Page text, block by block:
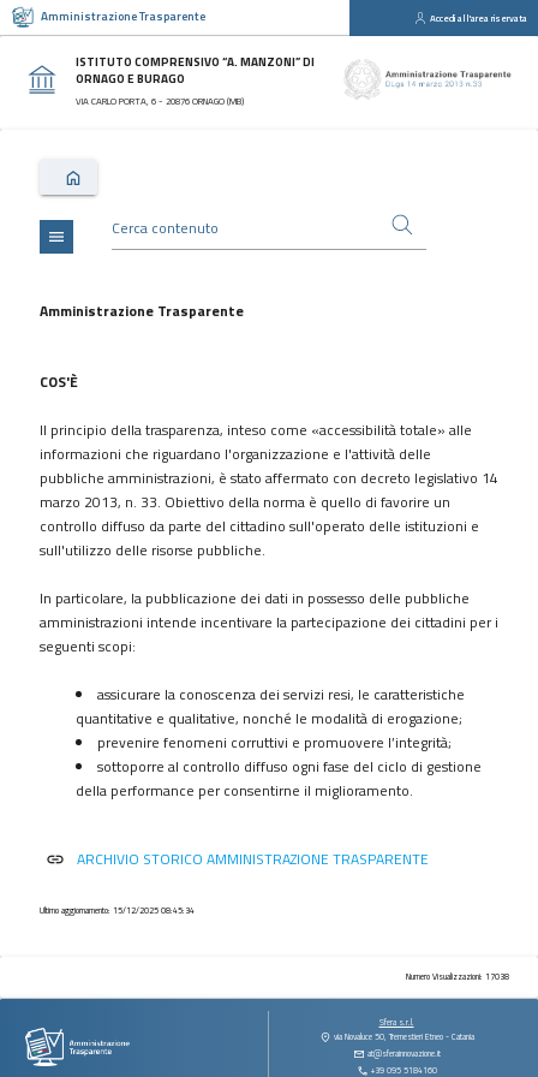
Amministrazione Trasparente Accedi all'area riservata
ISTITUTO COMPRENSIVO “A. MANZONI” DI
ORNAGO E BURAGO
VIA CARLO PORTA, 6 - 20876 ORNAGO (MB)
Sezioni
Disposizioni
Generali
Consulenti
collaboratori
Bandi
Performance
Enti
controllati
Attività
e
procedimenti
Controlli
sulle
contratti
contributi
vantaggi
immobili
e
menu
Amministrazione Trasparente
COS'È
Il principio della trasparenza, inteso come «accessibilità totale» alle
informazioni che riguardano l'organizzazione e l'attività delle
pubbliche amministrazioni, è stato affermato con decreto legislativo 14
marzo 2013, n. 33. Obiettivo della norma è quello di favorire un
controllo diffuso da parte del cittadino sull'operato delle istituzioni e
sull'utilizzo delle risorse pubbliche.
In particolare, la pubblicazione dei dati in possesso delle pubbliche
amministrazioni intende incentivare la partecipazione dei cittadini per i
seguenti scopi:
assicurare la conoscenza dei servizi resi, le caratteristiche
quantitative e qualitative, nonché le modalità di erogazione;
prevenire fenomeni corruttivi e promuovere l’integrità;
sottoporre al controllo diffuso ogni fase del ciclo di gestione
della performance per consentirne il miglioramento.
link ARCHIVIO STORICO AMMINISTRAZIONE TRASPARENTE
Ultimo aggiornamento: 15/12/2025 08:45:34
Numero Visualizzazioni: 17038
Sfera s.r.l.
via Novaluce 50, Tremestieri Etneo - Catania
at@sferainnovazione.it
+39 095 5184160